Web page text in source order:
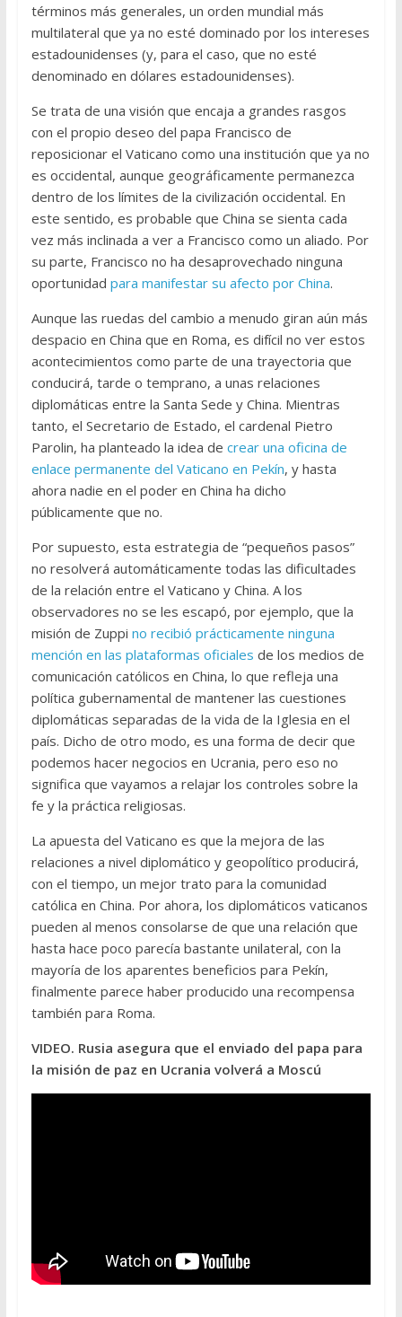
términos más generales, un orden mundial más
multilateral que ya no esté dominado por los intereses
estadounidenses (y, para el caso, que no esté
denominado en dólares estadounidenses).
Se trata de una visión que encaja a grandes rasgos
con el propio deseo del papa Francisco de
reposicionar el Vaticano como una institución que ya no
es occidental, aunque geográficamente permanezca
dentro de los límites de la civilización occidental. En
este sentido, es probable que China se sienta cada
vez más inclinada a ver a Francisco como un aliado. Por
su parte, Francisco no ha desaprovechado ninguna
oportunidad para manifestar su afecto por China.
Aunque las ruedas del cambio a menudo giran aún más
despacio en China que en Roma, es difícil no ver estos
acontecimientos como parte de una trayectoria que
conducirá, tarde o temprano, a unas relaciones
diplomáticas entre la Santa Sede y China. Mientras
tanto, el Secretario de Estado, el cardenal Pietro
Parolin, ha planteado la idea de crear una oficina de
enlace permanente del Vaticano en Pekín, y hasta
ahora nadie en el poder en China ha dicho
públicamente que no.
Por supuesto, esta estrategia de “pequeños pasos”
no resolverá automáticamente todas las dificultades
de la relación entre el Vaticano y China. A los
observadores no se les escapó, por ejemplo, que la
misión de Zuppi no recibió prácticamente ninguna
mención en las plataformas oficiales de los medios de
comunicación católicos en China, lo que refleja una
política gubernamental de mantener las cuestiones
diplomáticas separadas de la vida de la Iglesia en el
país. Dicho de otro modo, es una forma de decir que
podemos hacer negocios en Ucrania, pero eso no
significa que vayamos a relajar los controles sobre la
fe y la práctica religiosas.
La apuesta del Vaticano es que la mejora de las
relaciones a nivel diplomático y geopolítico producirá,
con el tiempo, un mejor trato para la comunidad
católica en China. Por ahora, los diplomáticos vaticanos
pueden al menos consolarse de que una relación que
hasta hace poco parecía bastante unilateral, con la
mayoría de los aparentes beneficios para Pekín,
finalmente parece haber producido una recompensa
también para Roma.
VIDEO. Rusia asegura que el enviado del papa para
la misión de paz en Ucrania volverá a Moscú